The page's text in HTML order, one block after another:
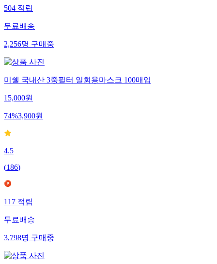
504적립
무료배송
2,256명구매중
미쉘 국내산 3중필터 일회용마스크 100매입
15,000원
74%3,900원
4.5
(186)
117적립
무료배송
3,798명구매중